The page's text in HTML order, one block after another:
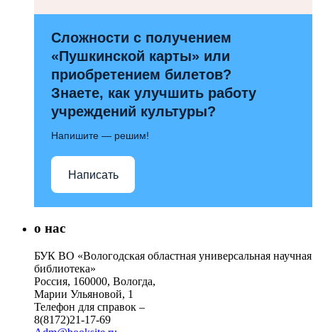
Сложности с получением
«Пушкинской карты» или
приобретением билетов?
Знаете, как улучшить работу
учреждений культуры?
Напишите — решим!
Написать
о нас
БУК ВО «Вологодская областная универсальная научная
библиотека»
Россия, 160000, Вологда,
Марии Ульяновой, 1
Телефон для справок –
8(8172)21-17-69